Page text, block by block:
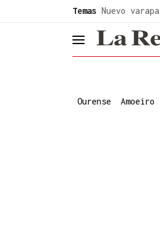
Temas Nuevo
header.menu.open
Ourense Amoeiro